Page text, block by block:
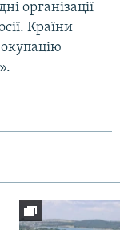
організації
Країни